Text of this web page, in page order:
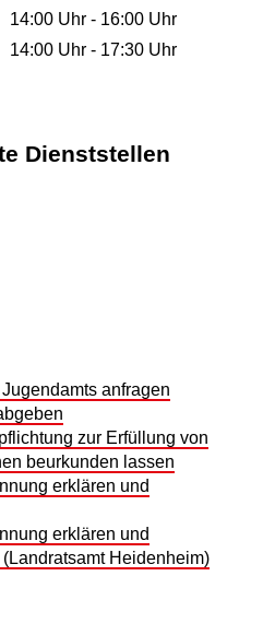
14:00 Uhr - 16:00 Uhr
14:00 Uhr - 17:30 Uhr
Dienststellen
anfragen
zur Erfüllung von
beurkunden lassen
erklären und
erklären und
Heidenheim)